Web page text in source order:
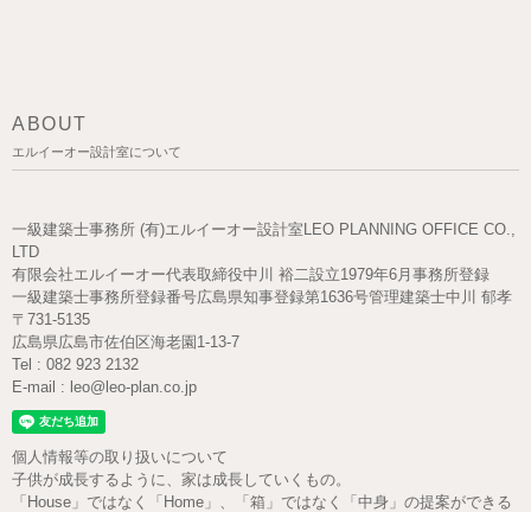
ABOUT
エルイーオー設計室について
一級建築士事務所 (有)エルイーオー設計室 LEO PLANNING OFFICE CO.,
LTD
有限会社 エルイーオー代表取締役中川 裕二設立1979年6月 事務所登録
一級建築士事務所登録番号広島県知事登録第1636号管理建築士中川 郁孝
〒731-5135
広島県広島市佐伯区海老園1-13-7
Tel : 082 923 2132
E-mail : leo@leo-plan.co.jp
個人情報等の取り扱いについて
子供が成長するように、家は成長していくもの。
「House」ではなく「Home」、「箱」ではなく「中身」の提案ができる